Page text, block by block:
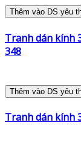
Thêm vào DS yêu
Tranh dán kính
348
Thêm vào DS yêu
Tranh dán kính